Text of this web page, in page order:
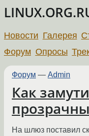
Новости Галерея
Форум Опросы
Форум — Admin
Как
На шлюз поставил